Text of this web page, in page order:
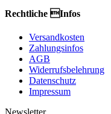
Rechtliche Infos
Versandkosten
Zahlungsinfos
AGB
Widerrufsbelehrung
Datenschutz
Impressum